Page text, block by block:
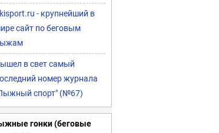
- крупнейший в
сайт по беговым
в свет самый
номер журнала
спорт" (№67)
гонки (беговые